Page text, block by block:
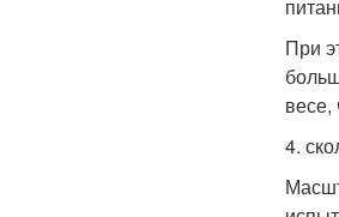
При
весе,
4.